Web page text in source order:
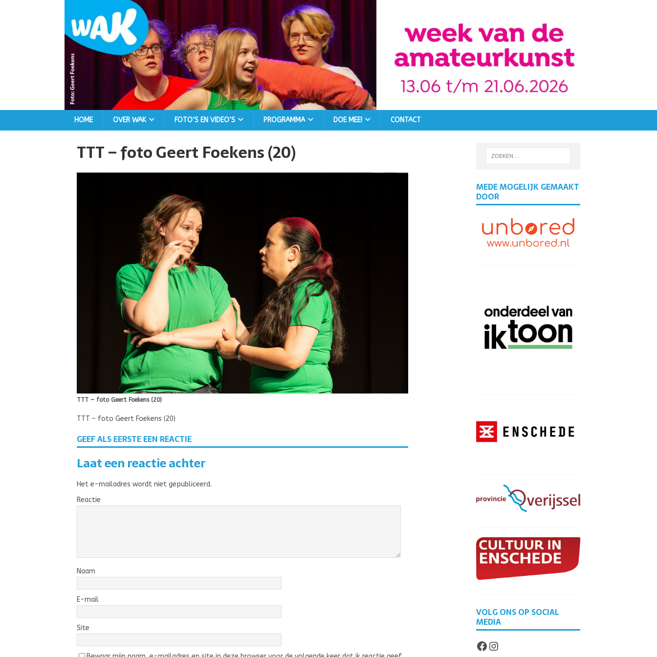
HOME OVER WAK FOTO’S EN VIDEO’S PROGRAMMA DOE MEE! CONTACT
TTT – foto Geert Foekens (20)
TTT – foto Geert Foekens (20)
TTT – foto Geert Foekens (20)
GEEF ALS EERSTE EEN REACTIE
Laat een reactie achter
Het e-mailadres wordt niet gepubliceerd.
Reactie
Naam
E-mail
Site
MEDE MOGELIJK GEMAAKT
DOOR
VOLG ONS OP SOCIAL
MEDIA